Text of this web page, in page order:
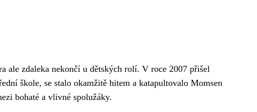
ale zdaleka nekončí u dětských rolí. V roce 2007 přišel
škole, se stalo okamžitě hitem a katapultovalo Momsen
bohaté a vlivné spolužáky.